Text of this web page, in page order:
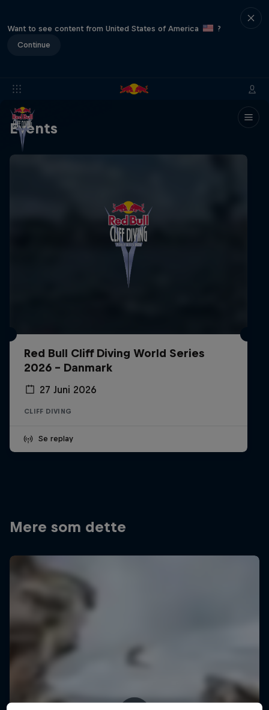
Want to see content from United States of America
?
Continue
Events
Red Bull Cliff Diving World Series
2026 - Danmark
27 Juni 2026
CLIFF DIVING
Se replay
Mere som dette